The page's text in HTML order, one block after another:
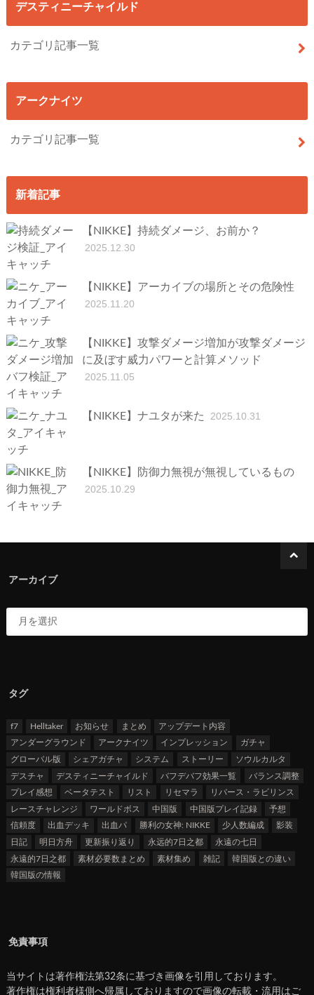
デスティニーチャイルド
カテゴリ記事一覧
アークナイツ
カテゴリ記事一覧
新着記事
【NIKKE】持続ダメージ、お前か？
2025.12.30
【NIKKE】アーカイブの場所とその危険性
2025.11.20
【NIKKE】攻撃ダメージ増加が攻撃ダメージ
に及ぼす威力パワーと計算メソッド
2025.11.05
【NIKKE】ナユタが来た 2025.10.31
【NIKKE】防御力無視が無視しているもの
2025.10.29
アーカイブ
タグ
f7 Helltaker お知らせ まとめ
アップデート内容
アンダーグラウンド
アークナイツ インプレッション
ガチャ
グローバル版
シェアガチャ システム ストーリー
ソウルカルタ
デスチャ
デスティニーチャイルド バフデバフ効果一覧
バランス調整
プレイ感想
ベータテスト リスト リセマラ
リバース・ラビリンス
レースチャレンジ
ワールドボス 中国版 中国版プレイ記録
予想
信頼度
出血デッキ 出血パ 勝利の女神: NIKKE 少人数編成
影装
日記
明日方舟 更新振り返り 永远的7日之都
永遠の七日
永遠的7日之都
素材必要数まとめ 素材集め 雑記
韓国版との違い
韓国版の情報
免責事項
当サイトは著作権法第32条に基づき画像を引用しております。
著作権は権利者様側へ帰属しておりますので画像の転載・流用はご